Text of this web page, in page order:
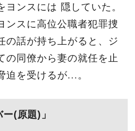
ヨンスには 隠していた。
ンスに高位公職者犯罪捜
の話が持ち上がると、ジ
の同僚から妻の就任を止
迫を受けるが...。
(原題)」